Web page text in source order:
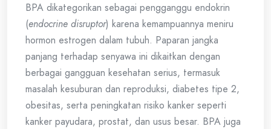
BPA dikategorikan sebagai pengganggu endokrin
(endocrine disruptor) karena kemampuannya meniru
hormon estrogen dalam tubuh. Paparan jangka
panjang terhadap senyawa ini dikaitkan dengan
berbagai gangguan kesehatan serius, termasuk
masalah kesuburan dan reproduksi, diabetes tipe 2,
obesitas, serta peningkatan risiko kanker seperti
kanker payudara, prostat, dan usus besar. BPA juga